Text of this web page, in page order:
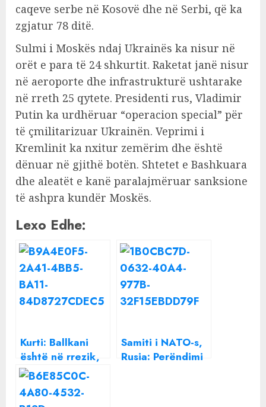
caqeve serbe në Kosovë dhe në Serbi, që ka
zgjatur 78 ditë.
Sulmi i Moskës ndaj Ukrainës ka nisur në
orët e para të 24 shkurtit. Raketat janë nisur
në aeroporte dhe infrastrukturë ushtarake
në rreth 25 qytete. Presidenti rus, Vladimir
Putin ka urdhëruar “operacion special” për
të çmilitarizuar Ukrainën. Veprimi i
Kremlinit ka nxitur zemërim dhe është
dënuar në gjithë botën. Shtetet e Bashkuara
dhe aleatët e kanë paralajmëruar sanksione
të ashpra kundër Moskës.
Lexo Edhe:
Kurti: Ballkani
është në rrezik,
duam anëtarësim
në NATO sa më
shpejtë
Samiti i NATO-s,
Rusia: Perëndimi